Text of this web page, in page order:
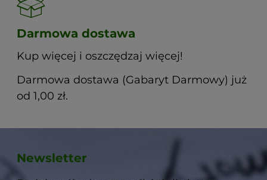
Darmowa dostawa
Kup więcej i oszczędzaj więcej!
Darmowa dostawa (Gabaryt Darmowy) już
od 1,00 zł.
Newsletter